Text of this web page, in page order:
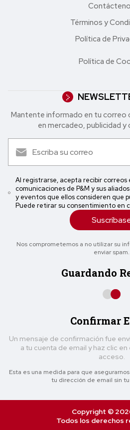
Términos y
Política de
Política de
Mantente informado en tu correo
en mercadeo, publicidad y
Al registrarse, acepta recibir
comunicaciones de P&M y sus
y eventos que ellos consideren que
Puede retirar su consentimiento en
Nos comprometemos a no utilizar su
enviar spam.
Guardando
Confirmar
Un mensaje de confirmación fue
a tu cuenta de email y haz clic
acceso.
Esta es una medida para que
tu dirección de email sin
Copyright ©
Todos los derechos